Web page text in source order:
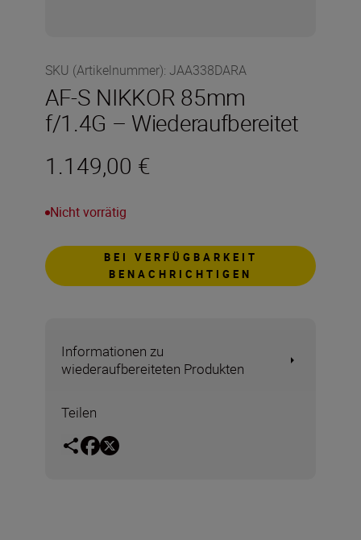
SKU (Artikelnummer): JAA338DARA
AF-S NIKKOR 85mm
f/1.4G – Wiederaufbereitet
1.149,00 €
Nicht vorrätig
BEI VERFÜGBARKEIT
BENACHRICHTIGEN
Informationen zu
wiederaufbereiteten Produkten
Teilen